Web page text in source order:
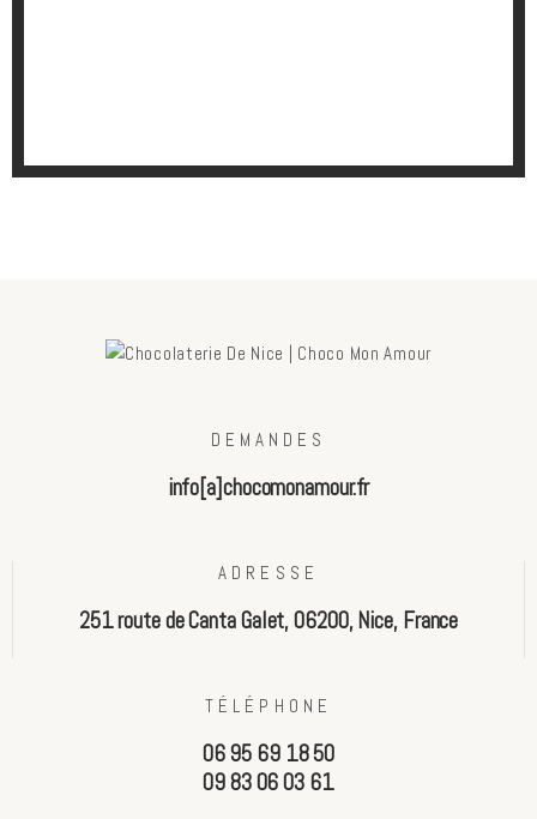
DEMANDES
info[a]chocomonamour.fr
ADRESSE
251 route de Canta Galet, 06200, Nice, France
TÉLÉPHONE
06 95 69 18 50
09 83 06 03 61